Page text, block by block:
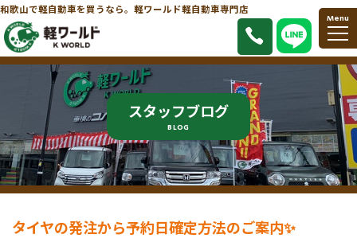
和歌山で軽自動車を買うなら。軽ワールド軽自動車専門店
Menu
スタッフブログ
BLOG
タイヤの発注から予約日確定方法のご案内✨